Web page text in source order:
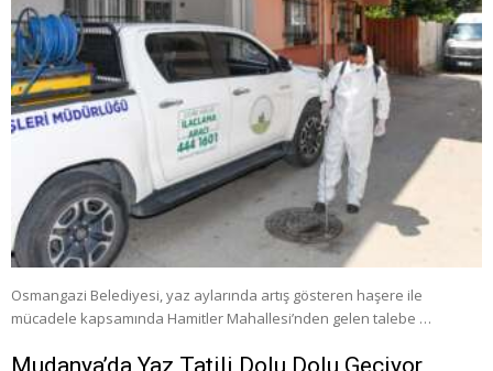
Osmangazi Belediyesi, yaz aylarında artış gösteren haşere ile
mücadele kapsamında Hamitler Mahallesi’nden gelen talebe …
Mudanya’da Yaz Tatili Dolu Dolu Geçiyor